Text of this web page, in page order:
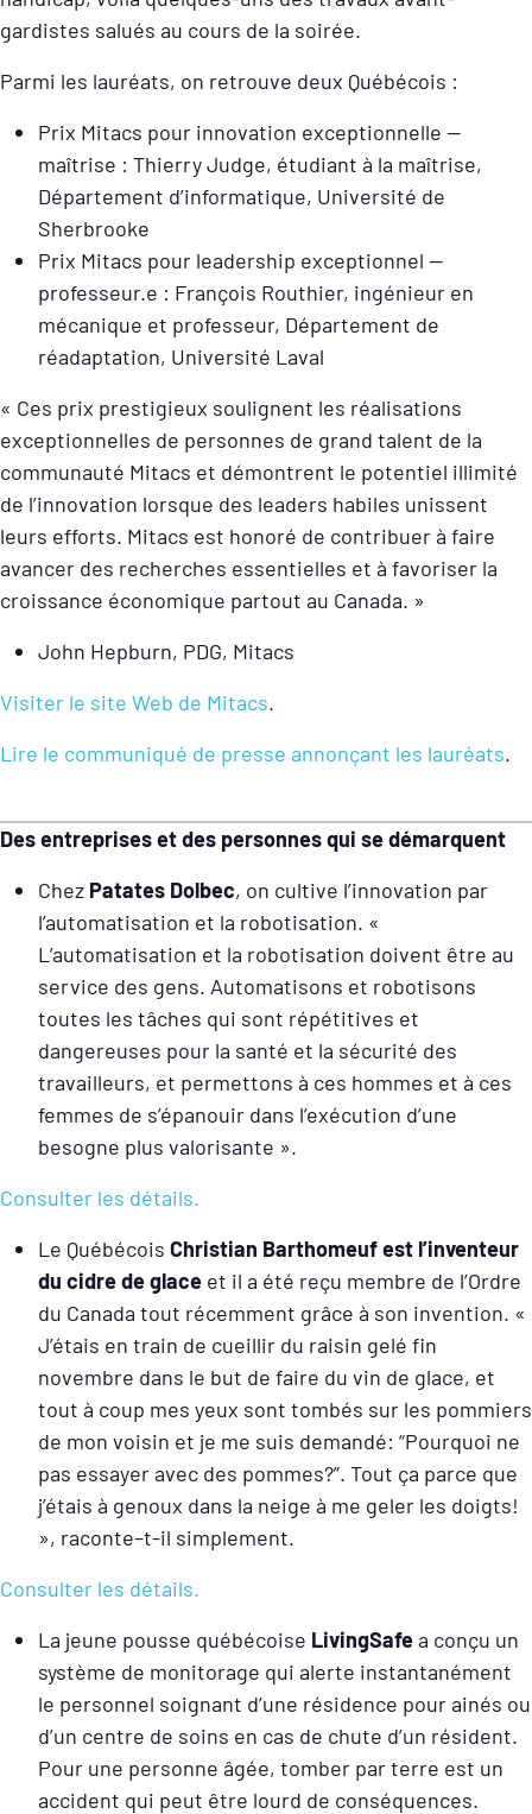
gardistes salués au cours de la soirée.
Parmi les lauréats, on retrouve deux Québécois :
Prix Mitacs pour innovation exceptionnelle —
maîtrise : Thierry Judge, étudiant à la maîtrise,
Département d’informatique, Université de
Sherbrooke
Prix Mitacs pour leadership exceptionnel —
professeur.e : François Routhier, ingénieur en
mécanique et professeur, Département de
réadaptation, Université Laval
« Ces prix prestigieux soulignent les réalisations
exceptionnelles de personnes de grand talent de la
communauté Mitacs et démontrent le potentiel illimité
de l’innovation lorsque des leaders habiles unissent
leurs efforts. Mitacs est honoré de contribuer à faire
avancer des recherches essentielles et à favoriser la
croissance économique partout au Canada. »
John Hepburn, PDG, Mitacs
Visiter le site Web de Mitacs.
Lire le communiqué de presse annonçant les lauréats.
Des entreprises et des personnes qui se démarquent
Chez Patates Dolbec, on cultive l’innovation par
l’automatisation et la robotisation. «
L’automatisation et la robotisation doivent être au
service des gens. Automatisons et robotisons
toutes les tâches qui sont répétitives et
dangereuses pour la santé et la sécurité des
travailleurs, et permettons à ces hommes et à ces
femmes de s’épanouir dans l’exécution d’une
besogne plus valorisante ».
Consulter les détails.
Le Québécois Christian Barthomeuf est l’inventeur
du cidre de glace et il a été reçu membre de l’Ordre
du Canada tout récemment grâce à son invention. «
J’étais en train de cueillir du raisin gelé fin
novembre dans le but de faire du vin de glace, et
tout à coup mes yeux sont tombés sur les pommiers
de mon voisin et je me suis demandé: “Pourquoi ne
pas essayer avec des pommes?”. Tout ça parce que
j’étais à genoux dans la neige à me geler les doigts!
», raconte–t-il simplement.
Consulter les détails.
La jeune pousse québécoise LivingSafea conçu un
système de monitorage qui alerte instantanément
le personnel soignant d’une résidence pour ainés ou
d’un centre de soins en cas de chute d’un résident.
Pour une personne âgée, tomber par terre est un
accident qui peut être lourd de conséquences.